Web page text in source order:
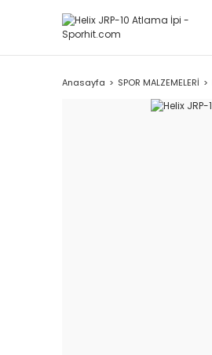
Anasayfa SPOR MALZEMELERİ